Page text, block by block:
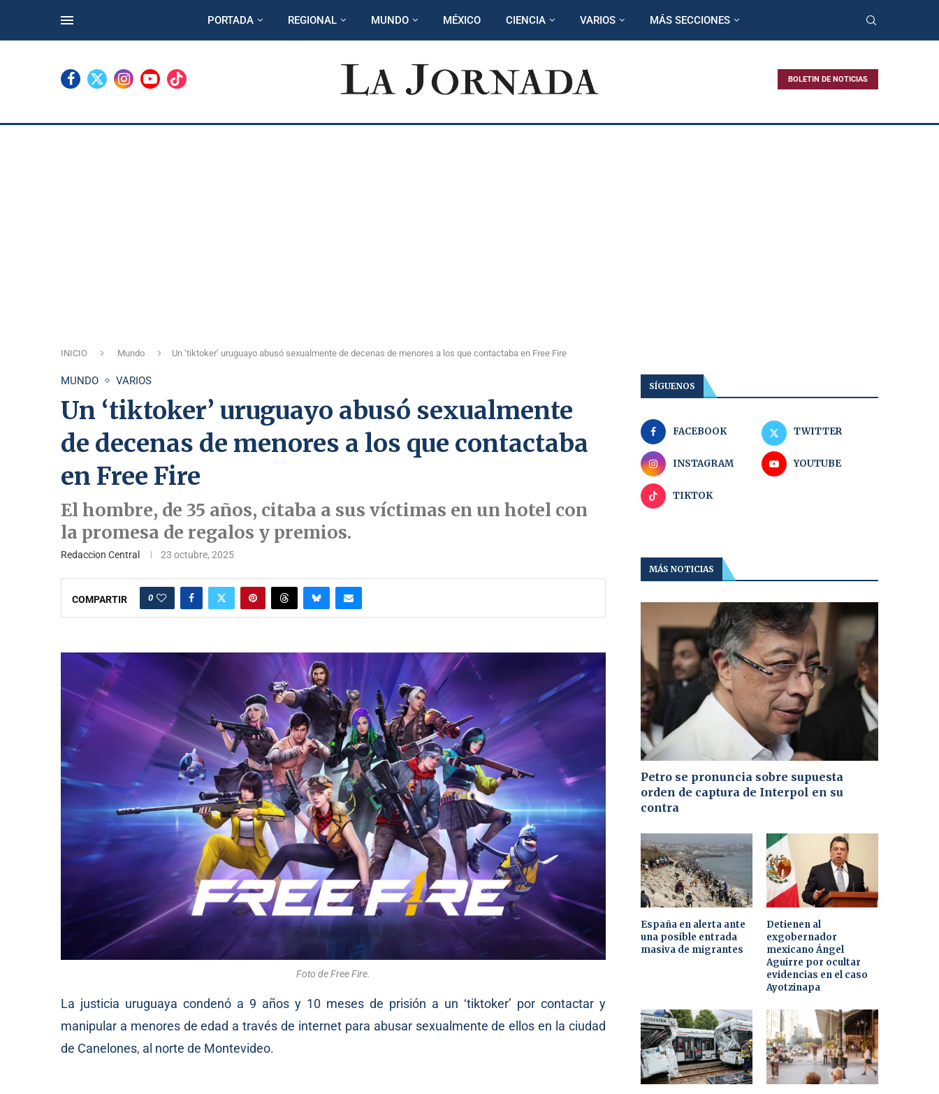
PORTADA REGIONAL MUNDO MÉXICO CIENCIA VARIOS MÁS SECCIONES
BOLETIN DE NOTICIAS
INICIO Mundo Un ‘tiktoker’ uruguayo abusó sexualmente de decenas de menores a los que contactaba en Free Fire
MUNDO VARIOS
Un ‘tiktoker’ uruguayo abusó sexualmente
de decenas de menores a los que contactaba
en Free Fire
El hombre, de 35 años, citaba a sus víctimas en un hotel con
la promesa de regalos y premios.
Redaccion Central 23 octubre, 2025
COMPARTIR 0
Foto de Free Fire.
La justicia uruguaya condenó a 9 años y 10 meses de prisión a un ‘tiktoker’ por contactar y
manipular a menores de edad a través de internet para abusar sexualmente de ellos en la ciudad
de Canelones, al norte de Montevideo.
SÍGUENOS
FACEBOOK TWITTER
INSTAGRAM YOUTUBE
TIKTOK
MÁS NOTICIAS
Petro se pronuncia sobre supuesta
orden de captura de Interpol en su
contra
España en alerta ante
una posible entrada
masiva de migrantes
Detienen al
exgobernador
mexicano Ángel
Aguirre por ocultar
evidencias en el caso
Ayotzinapa